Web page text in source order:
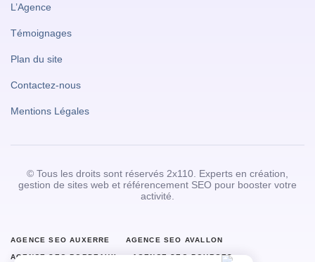
L’Agence
Témoignages
Plan du site
Contactez-nous
Mentions Légales
© Tous les droits sont réservés 2x110. Experts en création,
gestion de sites web et référencement SEO pour booster votre
activité.
AGENCE SEO AUXERRE AGENCE SEO AVALLON
AGENCE SEO BORDEAUX AGENCE SEO BOURGES